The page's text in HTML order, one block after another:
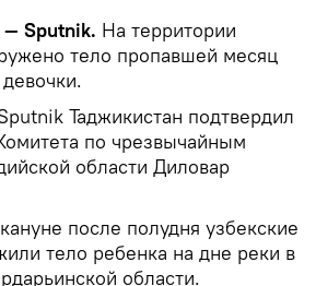
Sputnik. На территории
тело пропавшей месяц
Таджикистан подтвердил
по чрезвычайным
области Диловар
после полудня узбекские
тело ребенка на дне реки в
области.